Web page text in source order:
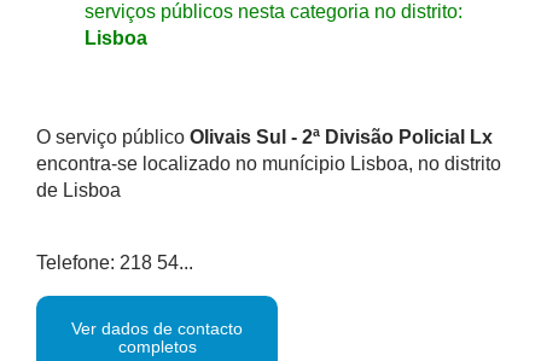
serviços públicos nesta categoria no distrito:
Lisboa
O serviço público Olivais Sul - 2ª Divisão Policial Lx
encontra-se localizado no munícipio Lisboa, no distrito
de Lisboa
Telefone: 218 54...
Ver dados de contacto
completos